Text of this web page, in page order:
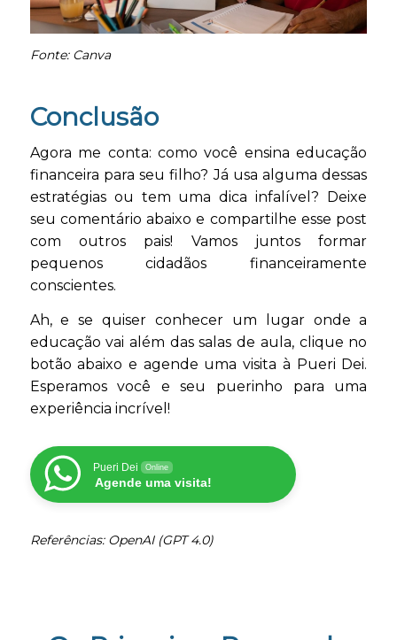
Fonte: Canva
Conclusão
Agora me conta: como você ensina educação
financeira para seu filho? Já usa alguma dessas
estratégias ou tem uma dica infalível? Deixe
seu comentário abaixo e compartilhe esse post
com outros pais! Vamos juntos formar
pequenos cidadãos financeiramente
conscientes.
Ah, e se quiser conhecer um lugar onde a
educação vai além das salas de aula, clique no
botão abaixo e agende uma visita à Pueri Dei.
Esperamos você e seu puerinho para uma
experiência incrível!
Pueri Dei Online
Agende uma visita!
Referências: OpenAI (GPT 4.0)